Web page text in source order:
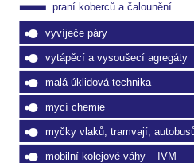
praní koberců a čalounění
vyvíječe páry
vytápěcí a vysoušecí agregáty
malá úklidová technika
mycí chemie
myčky vlaků, tramvají,
mobilní kolejové váhy – IVM